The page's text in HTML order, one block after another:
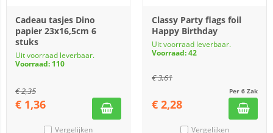
Cadeau tasjes Dino
papier 23x16,5cm 6
stuks
Uit voorraad leverbaar.
Voorraad: 110
€2,35
€ 1,36
Vergelijken
Classy Party flags foil
Happy Birthday
Uit voorraad leverbaar.
Voorraad: 42
€3,61
Per 6 Zak
€ 2,28
Vergelijken